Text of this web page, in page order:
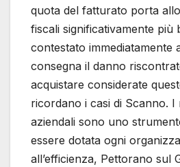
quota del fatturato porta
fiscali significativamente più
contestato immediatamente
consegna il danno
acquistare considerate
ricordano i casi di Scanno.
aziendali sono uno
essere dotata ogni
all’efficienza, Pettorano sul